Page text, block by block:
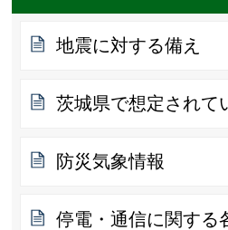
地震に対する備え
茨城県で想定されて
防災気象情報
停電・通信に関する